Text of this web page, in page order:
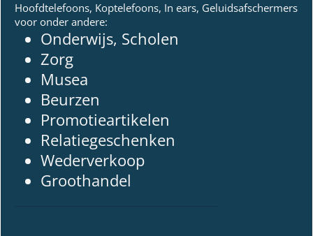
Hoofdtelefoons, Koptelefoons, In ears, Geluidsafschermers
voor onder andere:
Onderwijs, Scholen
Zorg
Musea
Beurzen
Promotieartikelen
Relatiegeschenken
Wederverkoop
Groothandel